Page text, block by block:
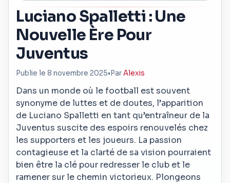
Luciano Spalletti : Une
Nouvelle Ère Pour
Juventus
Publie le 8 novembre 2025• ParAlexis
Dans un monde où le football est souvent
synonyme de luttes et de doutes, l’apparition
de Luciano Spalletti en tant qu’entraîneur de la
Juventus suscite des espoirs renouvelés chez
les supporters et les joueurs. La passion
contagieuse et la clarté de sa vision pourraient
bien être la clé pour redresser le club et le
ramener sur le chemin victorieux. Plongeons